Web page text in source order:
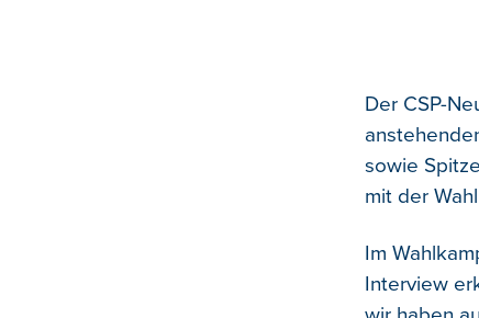
Der CSP-
sowie
mit der
Im
Interview